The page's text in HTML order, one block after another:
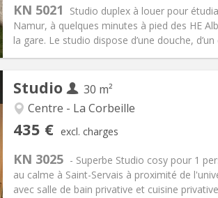
KN 5021
Studio duplex à louer pour
Namur, à quelques minutes à pied des HE
la gare. Le studio dispose d’une douche,
Arrangement
Bathroom:Private bathroom
Studio
30 m²
Centre - La Corbeille
435 € excl. charges
KN 3025 - Superbe Studio cosy pour 1
au calme à Saint-Servais à proximité de
avec salle de bain privative et cuisine
Arrangement
Bathroom: Private bathroom
Surface:30 m2